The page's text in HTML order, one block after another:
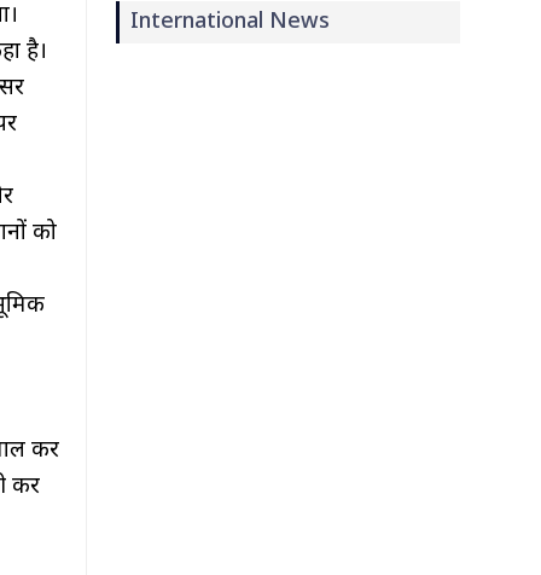
है।
को
कर
कर
International News